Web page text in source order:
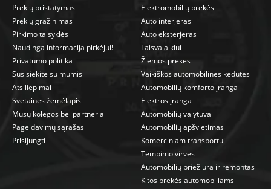
Prekių pristatymas
Prekių grąžinimas
Pirkimo taisyklės
Naudinga informacija pirkėjui!
Privatumo politika
Susisiekite su mumis
Atsiliepimai
Svetainės žemėlapis
Mūsų kolegos bei partneriai
Pageidavimų sąrašas
Prisijungti
Elektromobilių prekės
Auto interjeras
Auto eksterjeras
Laisvalaikiui
Žiemos prekės
Vaikiškos automobilinės kėdutės
Automobilių komforto įranga
Elektros įranga
Automobilių valytuvai
Automobilių apšvietimas
Komerciniam transportui
Tempimo virvės
Automobilių priežiūra ir remontas
Kitos prekės automobiliams